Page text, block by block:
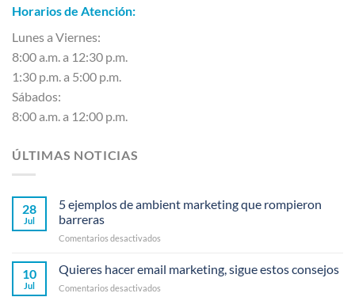
Horarios de Atención:
Lunes a Viernes:
8:00 a.m. a 12:30 p.m.
1:30 p.m. a 5:00 p.m.
Sábados:
8:00 a.m. a 12:00 p.m.
ÚLTIMAS NOTICIAS
28
Jul
5 ejemplos de ambient marketing que rompieron
barreras
Comentarios desactivados
ejemplos
de
ambient
10
Jul
Quieres hacer email marketing, sigue estos consejos
Comentarios desactivados